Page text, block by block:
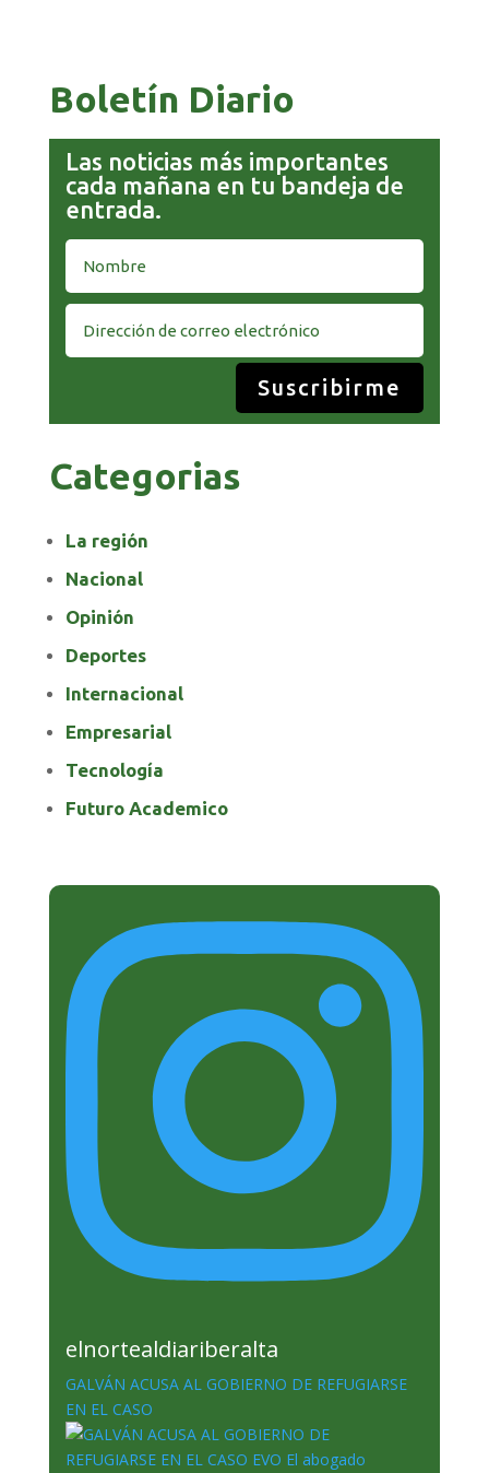
Boletín Diario
Las noticias más importantes
cada mañana en tu bandeja de
entrada.
Suscribirme
Categorias
La región
Nacional
Opinión
Deportes
Internacional
Empresarial
Tecnología
Futuro Academico
elnortealdiariberalta
GALVÁN ACUSA AL GOBIERNO DE REFUGIARSE
EN EL CASO